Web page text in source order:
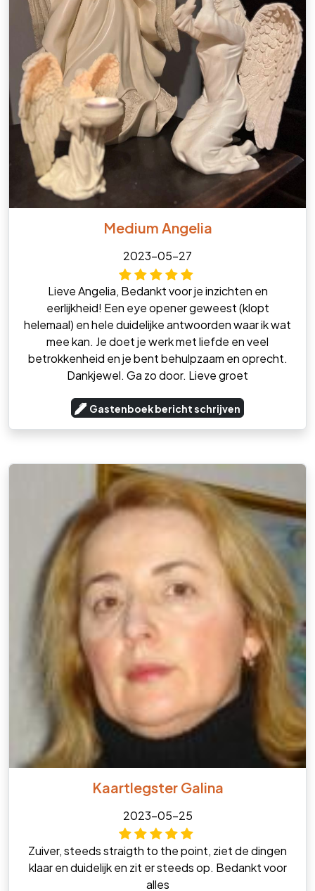
Medium Angelia
2023-05-27
Lieve Angelia, Bedankt voor je inzichten en
eerlijkheid! Een eye opener geweest (klopt
helemaal) en hele duidelijke antwoorden waar ik wat
mee kan. Je doet je werk met liefde en veel
betrokkenheid en je bent behulpzaam en oprecht.
Dankjewel. Ga zo door. Lieve groet
Gastenboek bericht schrijven
Kaartlegster Galina
2023-05-25
Zuiver, steeds straigth to the point, ziet de dingen
klaar en duidelijk en zit er steeds op. Bedankt voor
alles